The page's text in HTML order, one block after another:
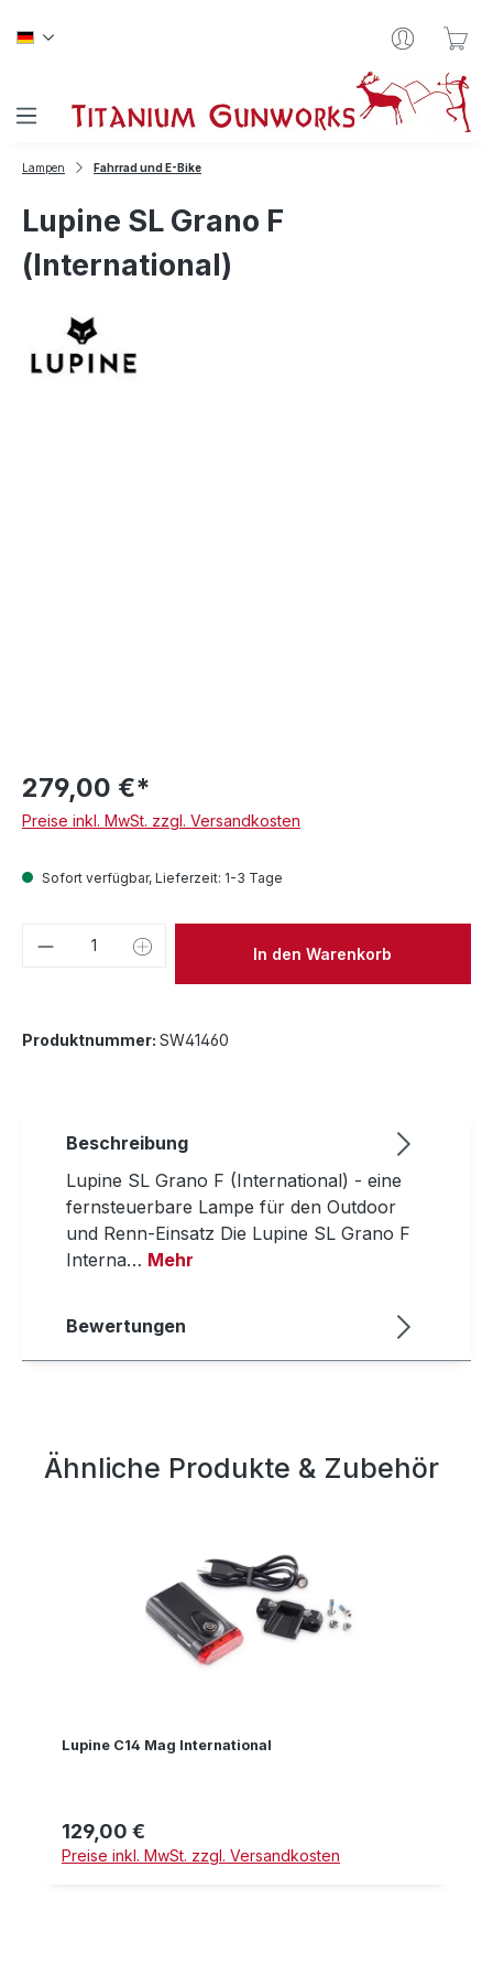
Lampen Fahrrad und E-Bike
Lupine SL Grano F
(International)
279,00 €*
Preise inkl. MwSt. zzgl. Versandkosten
Sofort verfügbar, Lieferzeit: 1-3 Tage
Produkt Anzahl: Gib denIn den Warenkorb
Produktnummer: SW41460
Beschreibung
Lupine SL Grano F (International) - eine
fernsteuerbare Lampe für den Outdoor
und Renn-Einsatz Die Lupine SL Grano F
Interna… Mehr
Bewertungen
Produktgalerie überspringen
Ähnliche Produkte & Zubehör
Lupine C14 Mag International
Regulärer Preis:
129,00 €
Preise inkl. MwSt. zzgl. Versandkosten